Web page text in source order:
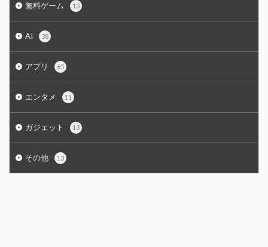
無料ゲーム 13
AI 38
アプリ 65
エンタメ 11
ガジェット 13
その他 13